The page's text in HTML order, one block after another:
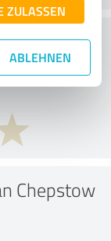
ZULASSEN
ABLEHNEN
price to
Chepstow